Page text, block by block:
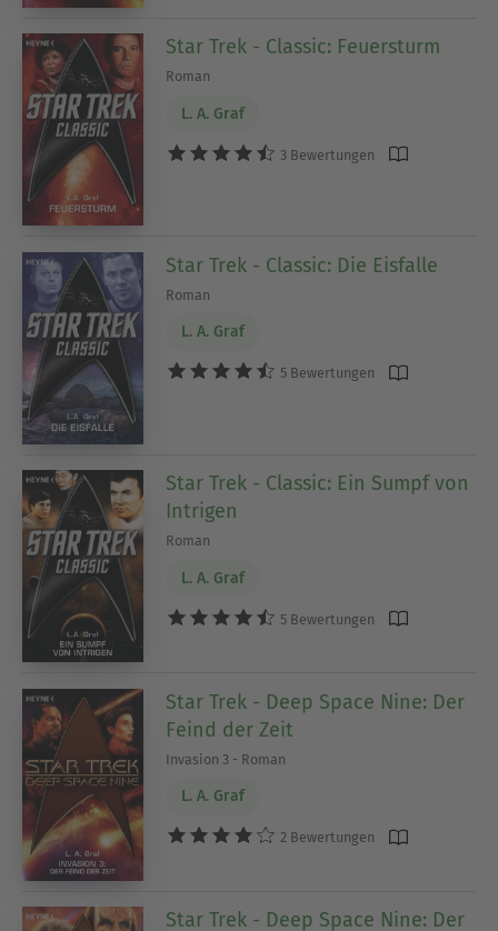
Star Trek - Classic: Feuersturm
Roman
L. A. Graf
3 Bewertungen
Star Trek - Classic: Die Eisfalle
Roman
L. A. Graf
5 Bewertungen
Star Trek - Classic: Ein Sumpf von
Intrigen
Roman
L. A. Graf
5 Bewertungen
Star Trek - Deep Space Nine: Der
Feind der Zeit
Invasion 3 - Roman
L. A. Graf
2 Bewertungen
Star Trek - Deep Space Nine: Der